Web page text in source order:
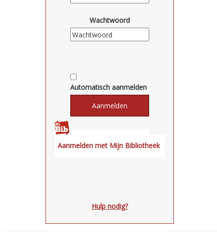
Wachtwoord
Automatisch aanmelden
Hulp nodig?